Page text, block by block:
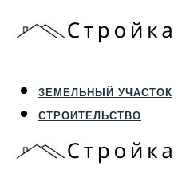
ЗЕМЕЛЬНЫЙ УЧАСТОК
СТРОИТЕЛЬСТВО
ФУНДАМЕНТ И
ПЕРЕКРЫТИЯ И